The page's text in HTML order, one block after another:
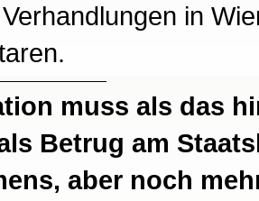
in
muss als das
Betrug am
aber noch